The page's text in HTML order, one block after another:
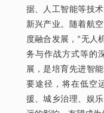
据、人工智能等技
新兴产业。随着航
度融合发展，“无人
务与作战方式等的
展，是培育先进智
要途径，将在低空
援、城乡治理、娱